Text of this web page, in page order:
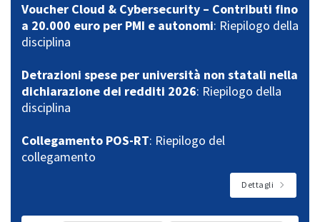
Voucher Cloud & Cybersecurity – Contributi fino
a 20.000 euro per PMI e autonomi: Riepilogo della
disciplina
Detrazioni spese per università non statali nella
dichiarazione dei redditi 2026: Riepilogo della
disciplina
Collegamento POS-RT: Riepilogo del
collegamento
Dettagli